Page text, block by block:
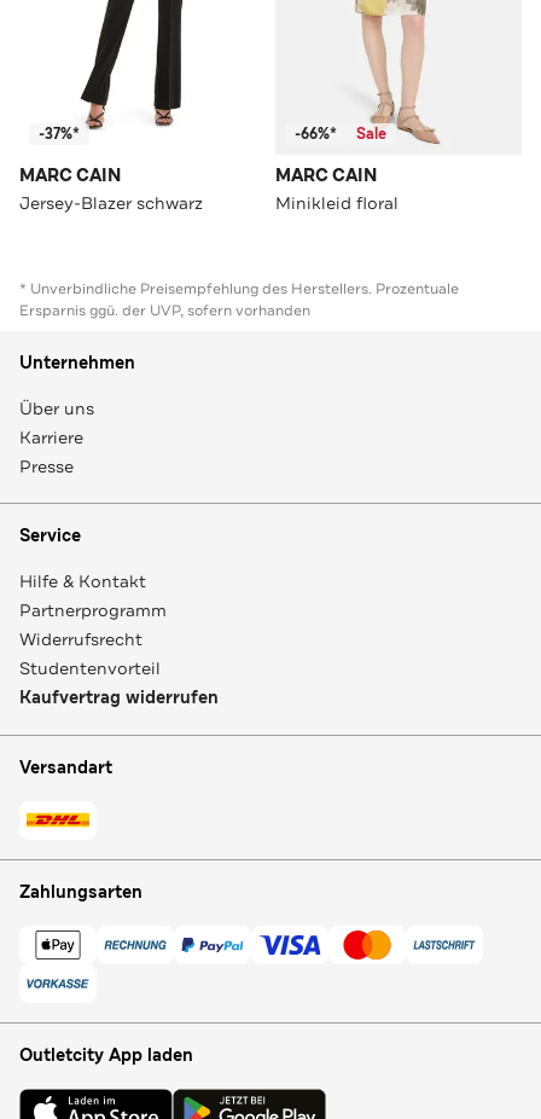
-37%*
MARC CAIN
Jersey-Blazer schwarz
-66%* Sale
MARC CAIN
Minikleid floral
* Unverbindliche Preisempfehlung des Herstellers. Prozentuale
Ersparnis ggü. der UVP, sofern vorhanden
Unternehmen
Über uns
Karriere
Presse
Service
Hilfe & Kontakt
Partnerprogramm
Widerrufsrecht
Studentenvorteil
Kaufvertrag widerrufen
Versandart
Zahlungsarten
Outletcity App laden